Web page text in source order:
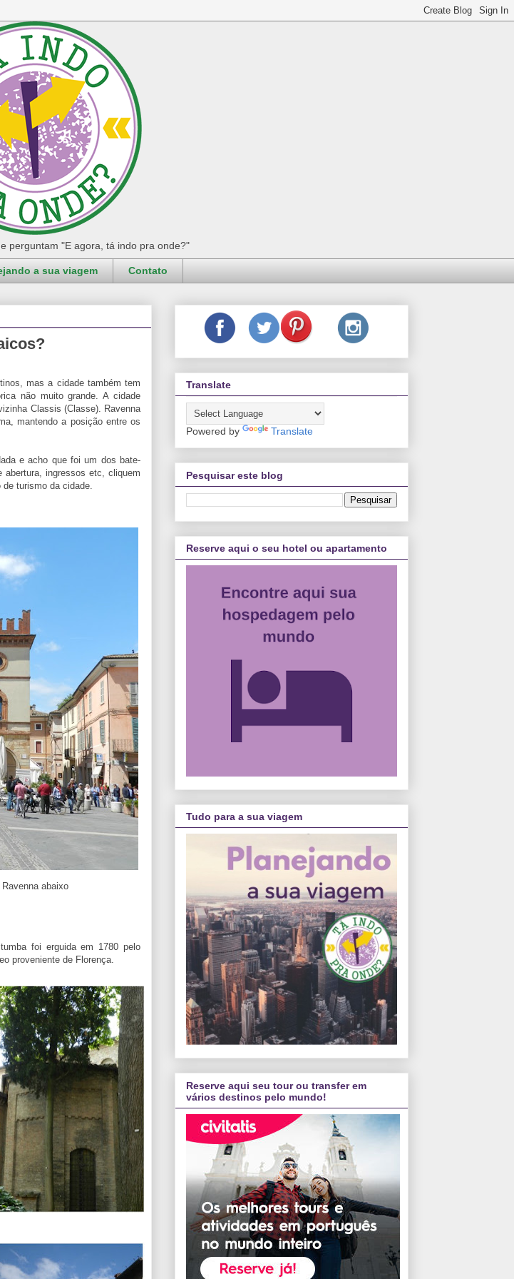
perguntam "E agora, tá indo pra onde?"
a sua viagem Contato
mas a cidade também tem
não muito grande. A cidade
Classis (Classe). Ravenna
mantendo a posição entre os
e acho que foi um dos bate-
ingressos etc, cliquem
turismo da cidade.
abaixo
foi erguida em 1780 pelo
proveniente de Florença.
Translate
Powered by Translate
Pesquisar este blog
Reserve aqui o seu hotel ou apartamento
Tudo para a sua viagem
Reserve aqui seu tour ou transfer em
vários destinos pelo mundo!